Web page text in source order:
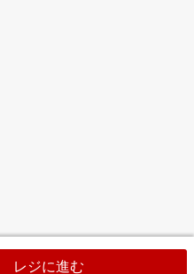
レジに進む